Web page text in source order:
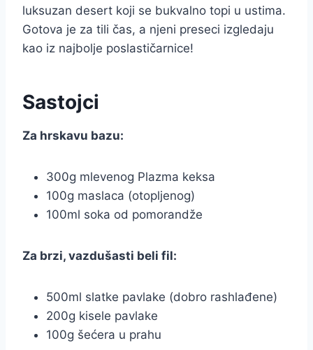
luksuzan desert koji se bukvalno topi u ustima.
Gotova je za tili čas, a njeni preseci izgledaju
kao iz najbolje poslastičarnice!
Sastojci
Za hrskavu bazu:
300g mlevenog Plazma keksa
100g maslaca (otopljenog)
100ml soka od pomorandže
Za brzi, vazdušasti beli fil:
500ml slatke pavlake (dobro rashlađene)
200g kisele pavlake
100g šećera u prahu